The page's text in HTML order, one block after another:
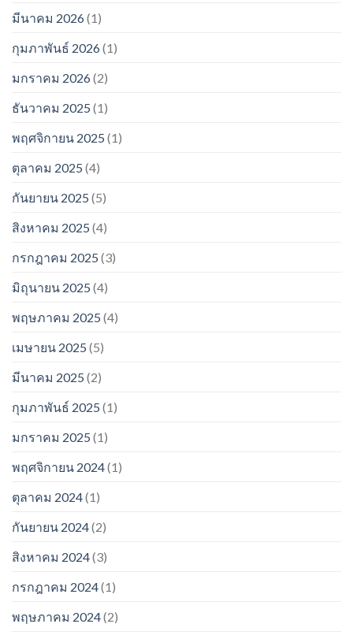
มีนาคม 2026(1)
กุมภาพันธ์ 2026(1)
มกราคม 2026(2)
ธันวาคม 2025 (1)
พฤศจิกายน 2025 (1)
ตุลาคม 2025 (4)
กันยายน 2025 (5)
สิงหาคม 2025 (4)
กรกฎาคม 2025 (3)
มิถุนายน 2025 (4)
พฤษภาคม 2025 (4)
เมษายน 2025 (5)
มีนาคม 2025 (2)
กุมภาพันธ์ 2025 (1)
มกราคม 2025 (1)
พฤศจิกายน 2024(1)
ตุลาคม 2024(1)
กันยายน 2024(2)
สิงหาคม 2024(3)
กรกฎาคม 2024(1)
พฤษภาคม 2024(2)